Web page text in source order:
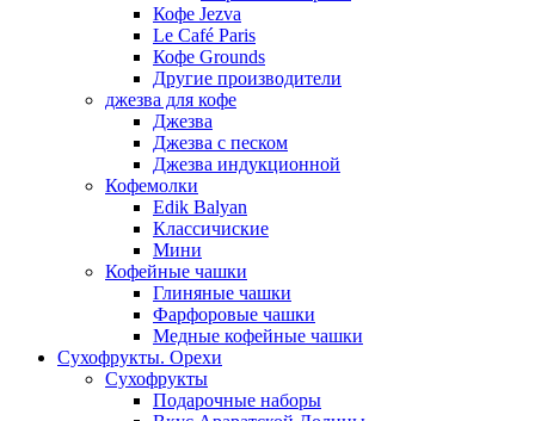
Кофе Jezva
Le Café Paris
Кофе Grounds
Другие производители
джезва для кофе
Джезва
Джезва с песком
Джезва индукционной
Кофемолки
Edik Balyan
Классичиские
Мини
Кофейные чашки
Глиняные чашки
Фарфоровые чашки
Медные кофейные чашки
Сухофрукты. Орехи
Сухофрукты
Подарочные наборы